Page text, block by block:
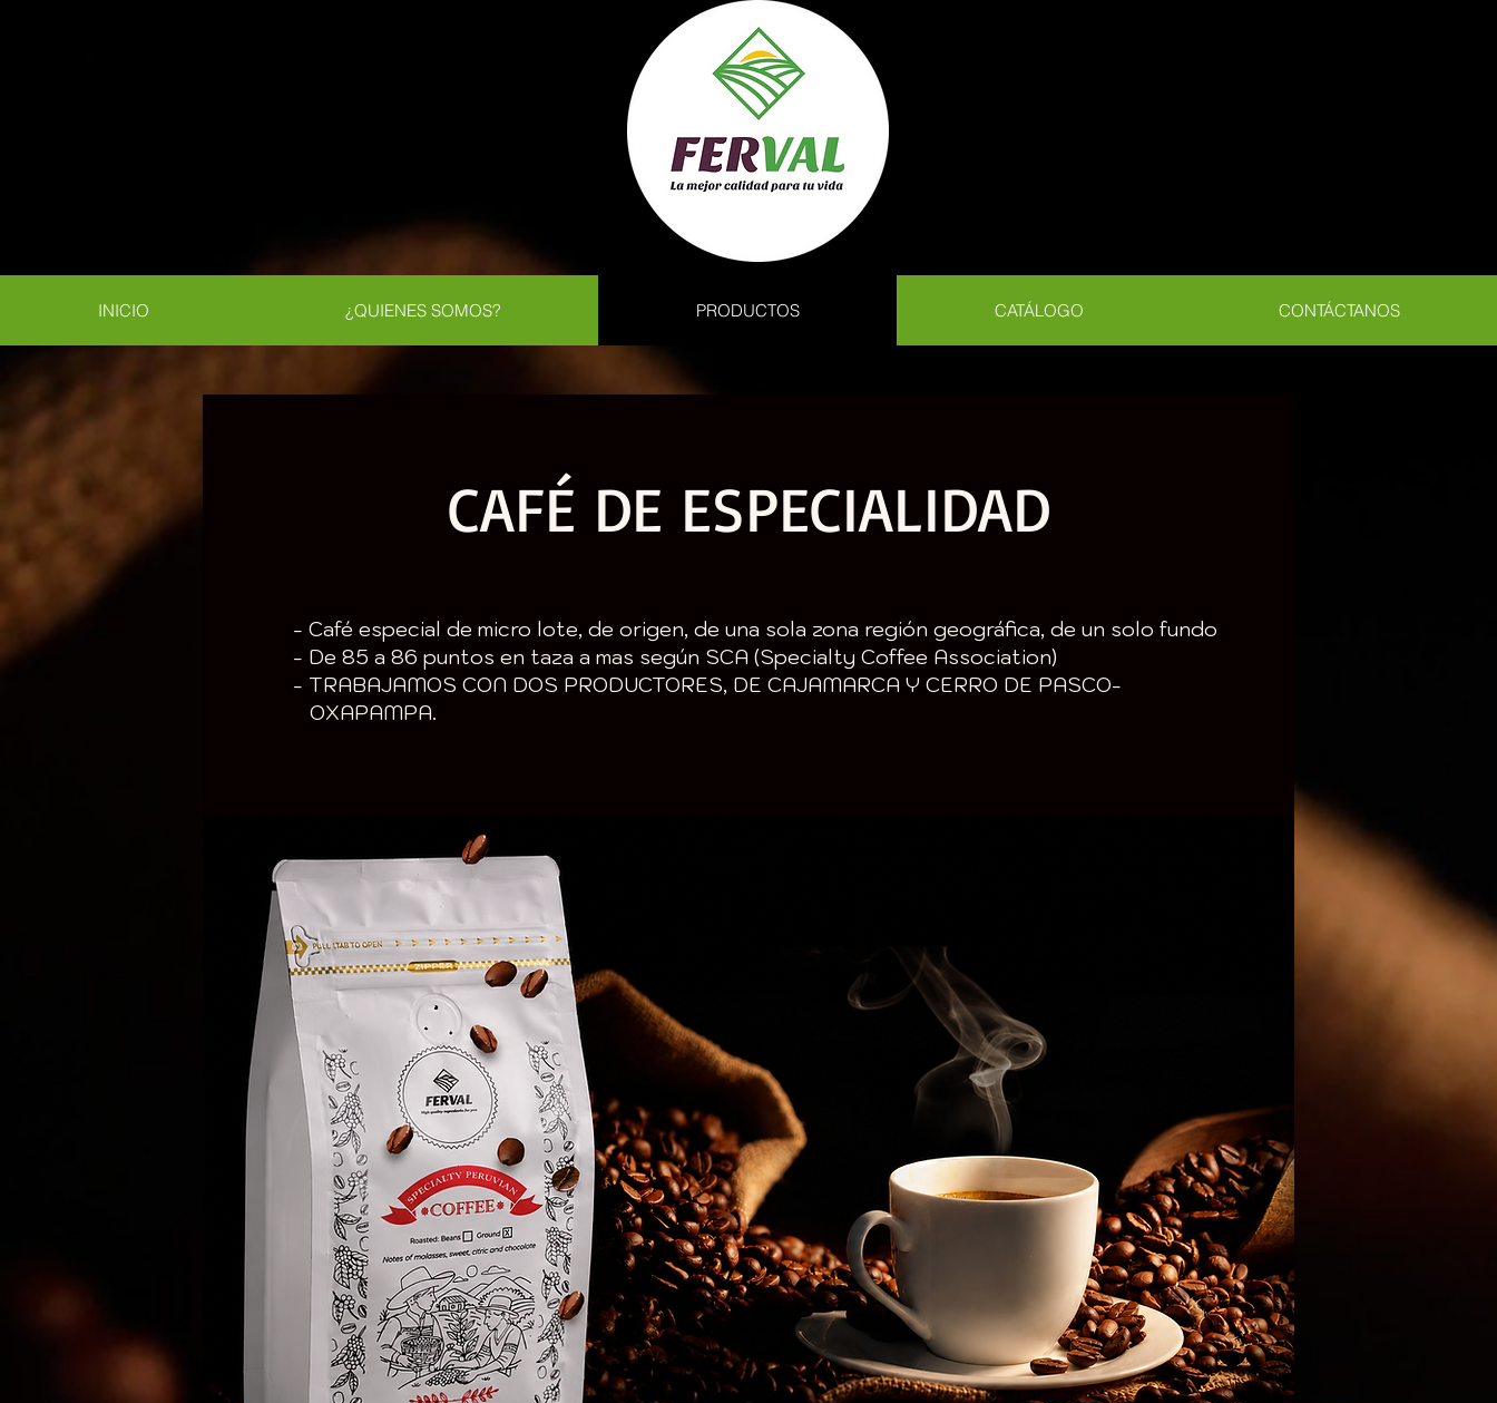
INICIO ¿QUIENES SOMOS? PRODUCTOS CATÁLOGO CONTÁCTANOS
CAFÉ DE ESPECIALIDAD
- Café especial de micro lote, de origen, de una sola zona región geográfica, de un solo fundo
- De 85 a 86 puntos en taza a mas según SCA (Specialty Coffee Association)
- TRABAJAMOS CON DOS PRODUCTORES, DE CAJAMARCA Y CERRO DE PASCO-
OXAPAMPA.